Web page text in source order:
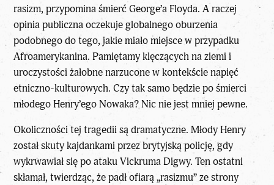
rasizm, przypomina śmierć George’a Floyda. A raczej
opinia publiczna oczekujeglobalnego oburzenia
podobnego do tego, jakie miało miejsce w przypadku
Afroamerykanina. Pamiętamy klęczących na ziemi i
uroczystości żałobne narzucone w kontekście napięć
etniczno-kulturowych. Czy tak samo będzie po śmierci
młodego Henry’ego Nowaka? Nic nie jest mniej pewne.
Okoliczności tej tragedii są dramatyczne. Młody Henry
został skuty kajdankami przez brytyjską policję, gdy
wykrwawiał się po ataku Vickruma Digwy. Ten ostatni
skłamał, twierdząc, że padł ofiarą „rasizmu” ze strony